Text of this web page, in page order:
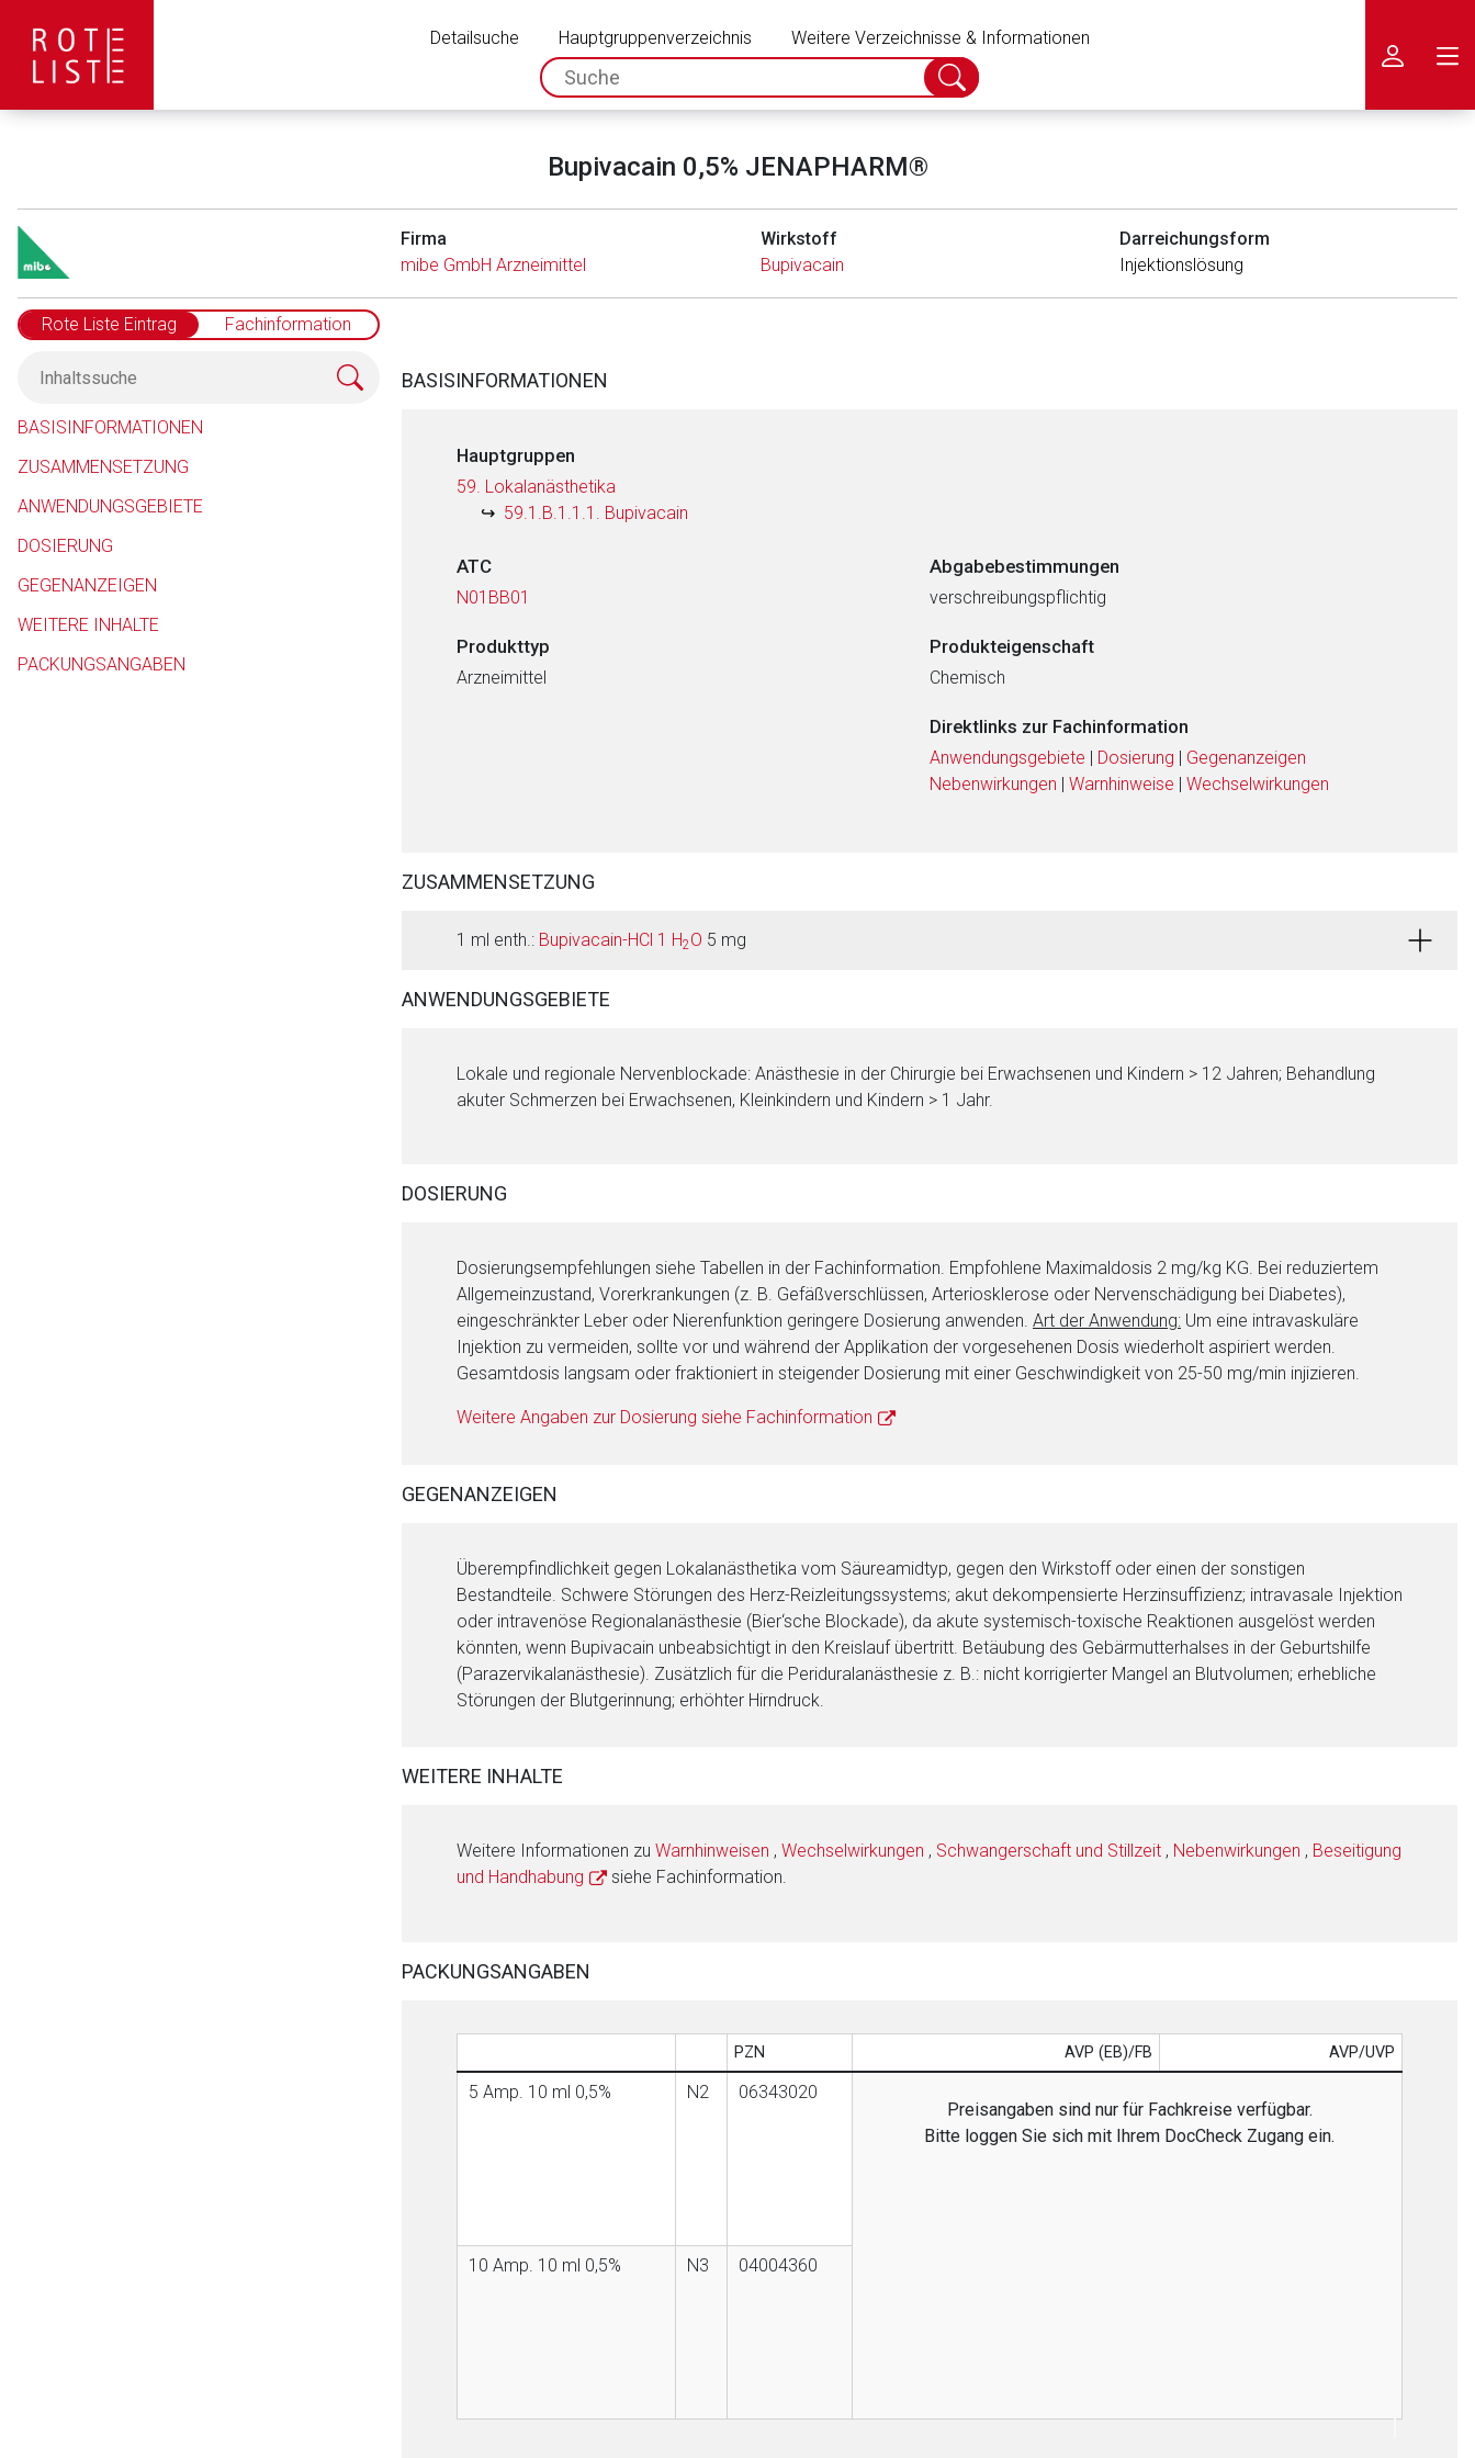
Detailsuche Hauptgruppenverzeichnis
Weitere Verzeichnisse & Informationen
spc.search.input.placeholder
Suche
abschicken
Bupivacain 0,5% JENAPHARM®
Firma
mibe GmbH Arzneimittel
Wirkstoff
Bupivacain
Darreichungsform
Injektionslösung
Rote Liste Eintrag Fachinformation
BASISINFORMATIONEN
ZUSAMMENSETZUNG
ANWENDUNGSGEBIETE
DOSIERUNG
GEGENANZEIGEN
WEITERE INHALTE
PACKUNGSANGABEN
BASISINFORMATIONEN
Hauptgruppen
59. Lokalanästhetika
59.1.B.1.1.1. Bupivacain
ATC
N01BB01
Abgabebestimmungen
verschreibungspflichtig
Produkttyp
Arzneimittel
Produkteigenschaft
Chemisch
Direktlinks zur Fachinformation
Anwendungsgebiete | Dosierung | Gegenanzeigen
Nebenwirkungen | Warnhinweise | Wechselwirkungen
ZUSAMMENSETZUNG
1 ml enth.: Bupivacain-HCl 1 H2O 5 mg
ANWENDUNGSGEBIETE
Lokale und regionale Nervenblockade: Anästhesie in der Chirurgie bei Erwachsenen und Kindern > 12 Jahren; Behandlung
akuter Schmerzen bei Erwachsenen, Kleinkindern und Kindern > 1 Jahr.
DOSIERUNG
Dosierungsempfehlungen siehe Tabellen in der Fachinformation. Empfohlene Maximaldosis 2 mg/kg KG. Bei reduziertem
Allgemeinzustand, Vorerkrankungen (z. B. Gefäßverschlüssen, Arteriosklerose oder Nervenschädigung bei Diabetes),
eingeschränkter Leber oder Nierenfunktion geringere Dosierung anwenden. Art der Anwendung: Um eine intravaskuläre
Injektion zu vermeiden, sollte vor und während der Applikation der vorgesehenen Dosis wiederholt aspiriert werden.
Gesamtdosis langsam oder fraktioniert in steigender Dosierung mit einer Geschwindigkeit von 25-50 mg/min injizieren.
Weitere Angaben zur Dosierung siehe Fachinformation
GEGENANZEIGEN
Überempfindlichkeit gegen Lokalanästhetika vom Säureamidtyp, gegen den Wirkstoff oder einen der sonstigen
Bestandteile. Schwere Störungen des Herz-Reizleitungssystems; akut dekompensierte Herzinsuffizienz; intravasale Injektion
oder intravenöse Regionalanästhesie (Bier‘sche Blockade), da akute systemisch-toxische Reaktionen ausgelöst werden
könnten, wenn Bupivacain unbeabsichtigt in den Kreislauf übertritt. Betäubung des Gebärmutterhalses in der Geburtshilfe
(Parazervikalanästhesie). Zusätzlich für die Periduralanästhesie z. B.: nicht korrigierter Mangel an Blutvolumen; erhebliche
Störungen der Blutgerinnung; erhöhter Hirndruck.
WEITERE INHALTE
Weitere Informationen zu Warnhinweisen , Wechselwirkungen , Schwangerschaft und Stillzeit , Nebenwirkungen , Beseitigung
und Handhabung
siehe Fachinformation.
PACKUNGSANGABEN
PZN AVP (EB)/FB AVP/UVP
5 Amp. 10 ml 0,5% N2
06343020
Preisangaben sind nur für Fachkreise verfügbar.
Bitte loggen Sie sich mit Ihrem DocCheck Zugang ein.
10 Amp. 10 ml 0,5% N3 04004360
Der von Ihnen aufgerufene Link öffnet eine externe Web-Seite. Für die Inhalte der externen Web-Seite ist deren
Zurück zur rote-liste.de Zur Seite